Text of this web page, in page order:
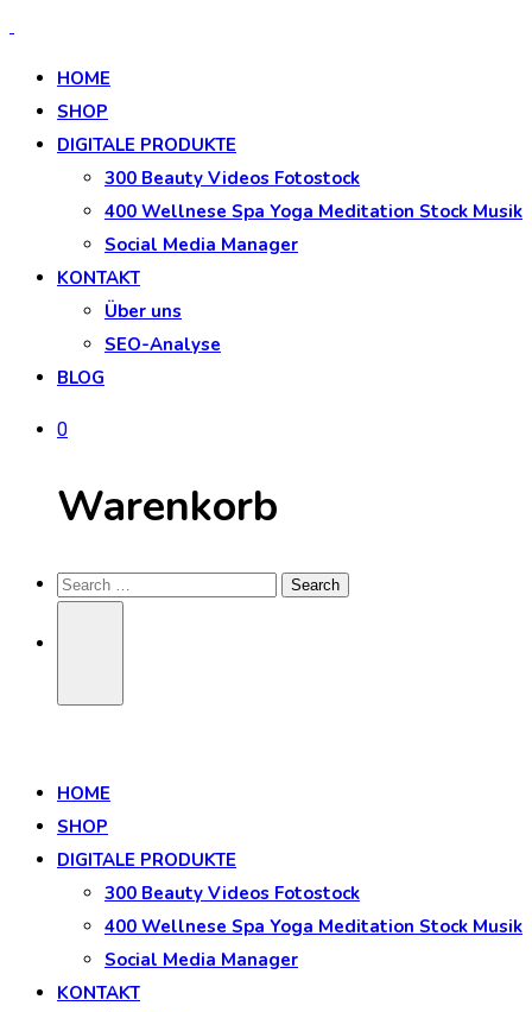
HOME
SHOP
DIGITALE PRODUKTE
300 Beauty Videos Fotostock
400 Wellnese Spa Yoga Meditation Stock Musik
Social Media Manager
KONTAKT
Über uns
SEO-Analyse
BLOG
0
Warenkorb
HOME
SHOP
DIGITALE PRODUKTE
300 Beauty Videos Fotostock
400 Wellnese Spa Yoga Meditation Stock Musik
Social Media Manager
KONTAKT